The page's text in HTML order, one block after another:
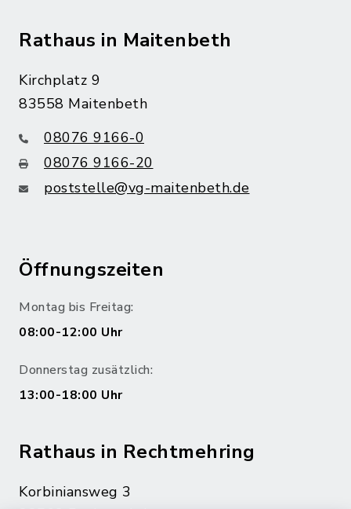
Rathaus in Maitenbeth
Kirchplatz 9
83558 Maitenbeth
08076 9166-0
08076 9166-20
poststelle@vg-maitenbeth.de
Öffnungszeiten
Montag bis Freitag:
08:00-12:00 Uhr
Donnerstag zusätzlich:
13:00-18:00 Uhr
Rathaus in Rechtmehring
Korbiniansweg 3